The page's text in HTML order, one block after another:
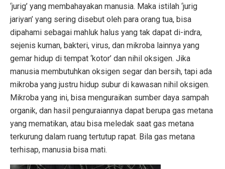
‘jurig’ yang membahayakan manusia. Maka istilah ‘jurig
jariyan’ yang sering disebut oleh para orang tua, bisa
dipahami sebagai mahluk halus yang tak dapat di-indra,
sejenis kuman, bakteri, virus, dan mikroba lainnya yang
gemar hidup di tempat ‘kotor’ dan nihil oksigen. Jika
manusia membutuhkan oksigen segar dan bersih, tapi ada
mikroba yang justru hidup subur di kawasan nihil oksigen.
Mikroba yang ini, bisa menguraikan sumber daya sampah
organik, dan hasil penguraiannya dapat berupa gas metana
yang mematikan, atau bisa meledak saat gas metana
terkurung dalam ruang tertutup rapat. Bila gas metana
terhisap, manusia bisa mati.